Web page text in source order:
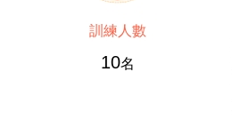
訓練人數
10名